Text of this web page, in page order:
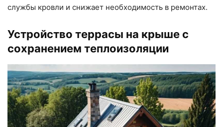
службы кровли и снижает необходимость в ремонтах.
Устройство террасы на крыше с
сохранением теплоизоляции